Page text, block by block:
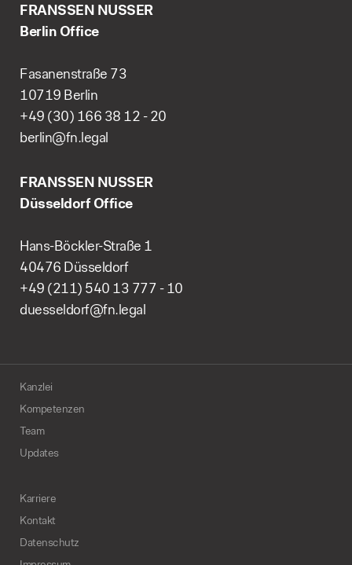
FRANSSEN NUSSER
Berlin Office
Fasanenstraße 73
10719 Berlin
+49 (30) 166 38 12 - 20
berlin@fn.legal
FRANSSEN NUSSER
Düsseldorf Office
Hans-Böckler-Straße 1
40476 Düsseldorf
+49 (211) 540 13 777 - 10
duesseldorf@fn.legal
Kanzlei
Kompetenzen
Team
Updates
Karriere
Kontakt
Datenschutz